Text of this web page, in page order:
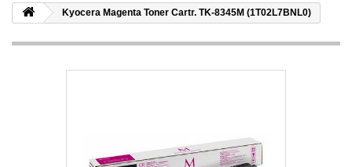
Kyocera Magenta Toner Cartr. TK-8345M (1T02L7BNL0)